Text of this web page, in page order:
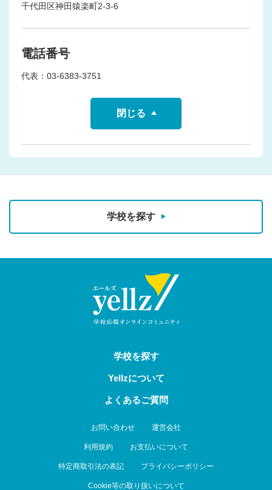
千代田区神田猿楽町2-3-6
電話番号
代表：03-6383-3751
閉じる
学校を探す
学校を探す
Yellzについて
よくあるご質問
お問い合わせ 運営会社
利用規約 お支払いについて
特定商取引法の表記 プライバシーポリシー
Cookie等の取り扱いについて